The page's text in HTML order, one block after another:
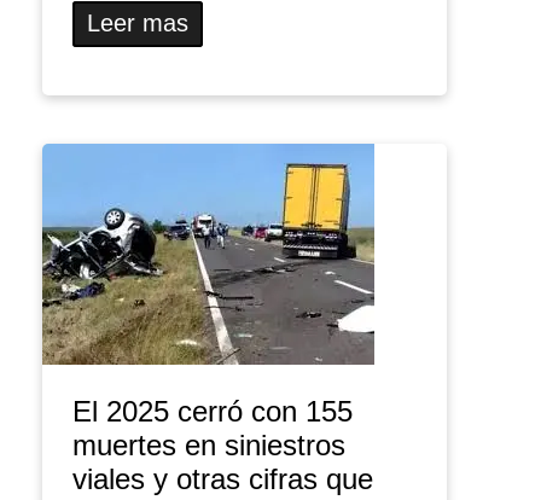
Leer mas
El 2025 cerró con 155
muertes en siniestros
viales y otras cifras que